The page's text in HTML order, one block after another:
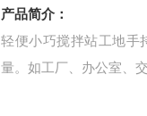
产品简介：
轻便小巧搅拌站工地手
量。如工厂、办公室、